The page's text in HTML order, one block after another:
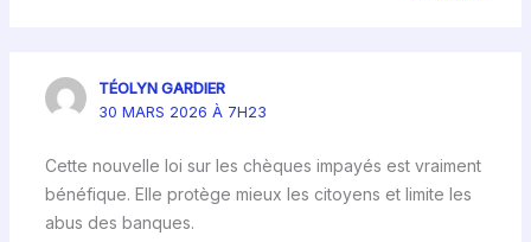
TÉOLYN GARDIER
30 MARS 2026 À 7H23
Cette nouvelle loi sur les chèques impayés est vraiment
bénéfique. Elle protège mieux les citoyens et limite les
abus des banques.